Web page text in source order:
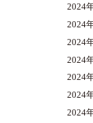
2024
2024
2024
2024
2024
2024
2024